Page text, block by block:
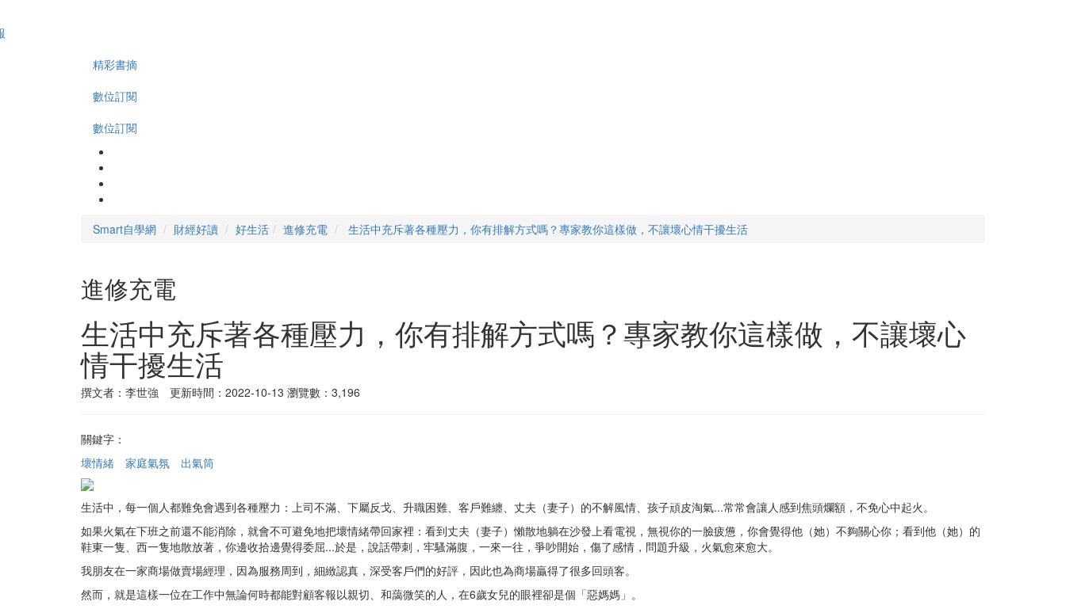
精彩書摘
數位訂閱
數位訂閱
Smart自學網 財經好讀 好生活 進修充電 生活中充斥著各種壓力，你有排解方式嗎？專家教你這樣做，不讓壞心情干擾生活
進修充電
生活中充斥著各種壓力，你有排解方式嗎？專家教你這樣做，不讓壞心
情干擾生活
撰文者：李世強 更新時間：2022-10-13 瀏覽數：3,196
關鍵字：
壞情緒
家庭氣氛 出氣筒
生活中，每一個人都難免會遇到各種壓力：上司不滿、下屬反戈、升職困難、客戶難纏、丈夫（妻子）的不解風情、孩子頑皮淘氣...常常會讓人感到焦頭爛額，不免心中起火。
如果火氣在下班之前還不能消除，就會不可避免地把壞情緒帶回家裡：看到丈夫（妻子）懶散地躺在沙發上看電視，無視你的一臉疲憊，你會覺得他（她）不夠關心你；看到他（她）的
鞋東一隻、西一隻地散放著，你邊收拾邊覺得委屈...於是，說話帶刺，牢騷滿腹，一來一往，爭吵開始，傷了感情，問題升級，火氣愈來愈大。
我朋友在一家商場做賣場經理，因為服務周到，細緻認真，深受客戶們的好評，因此也為商場贏得了很多回頭客。
然而，就是這樣一位在工作中無論何時都能對顧客報以親切、和藹微笑的人，在6歲女兒的眼裡卻是個「惡媽媽」。